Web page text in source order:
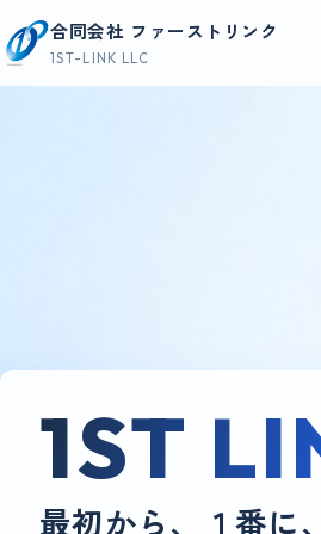
コンテンツへスキップ
合同会社 ファーストリンク
1ST-LINK LLC
1ST
最初から、１番に